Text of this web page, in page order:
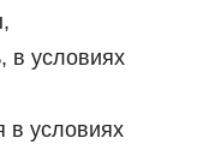
в условиях
в условиях